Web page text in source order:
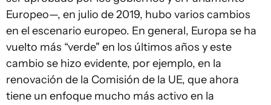
Europeo—, en julio de 2019, hubo varios cambios
en el escenario europeo. En general, Europa se ha
vuelto más “verde" en los últimos años y este
cambio se hizo evidente, por ejemplo, en la
renovación de la Comisión de la UE, que ahora
tiene un enfoque mucho más activo en la